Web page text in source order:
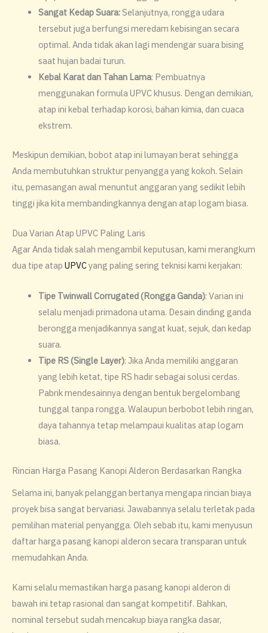
​Sangat Kedap Suara:Selanjutnya, rongga udara
tersebut juga berfungsi meredam kebisingan secara
optimal. Anda tidak akan lagi mendengar suara bising
saat hujan badai turun.
​Kebal Karat dan Tahan Lama: Pembuatnya
menggunakan formula UPVC khusus. Dengan demikian,
atap ini kebal terhadap korosi, bahan kimia, dan cuaca
ekstrem.
​Meskipun demikian, bobot atap ini lumayan berat sehingga
Anda membutuhkan struktur penyangga yang kokoh. Selain
itu, pemasangan awal menuntut anggaran yang sedikit lebih
tinggi jika kita membandingkannya dengan atap logam biasa.
Dua Varian Atap UPVC Paling Laris
Agar Anda tidak salah mengambil keputusan, kami merangkum
dua tipe atap UPVCyang paling sering teknisi kami kerjakan:
​Tipe Twinwall Corrugated (Rongga Ganda): Varian ini
selalu menjadi primadona utama. Desain dinding ganda
berongga menjadikannya sangat kuat, sejuk, dan kedap
suara.
​Tipe RS (Single Layer): Jika Anda memiliki anggaran
yang lebih ketat, tipe RS hadir sebagai solusi cerdas.
Pabrik mendesainnya dengan bentuk bergelombang
tunggal tanpa rongga. Walaupun berbobot lebih ringan,
daya tahannya tetap melampaui kualitas atap logam
biasa.
Rincian Harga Pasang Kanopi Alderon Berdasarkan Rangka
Selama ini, banyak pelanggan bertanya mengapa rincian biaya
proyek bisa sangat bervariasi. Jawabannya selalu terletak pada
pemilihan material penyangga. Oleh sebab itu, kami menyusun
daftar harga pasang kanopi alderon secara transparan untuk
memudahkan Anda.
​Kami selalu memastikan harga pasang kanopi alderon di
bawah ini tetap rasional dan sangat kompetitif. Bahkan,
nominal tersebut sudah mencakup biaya rangka dasar,